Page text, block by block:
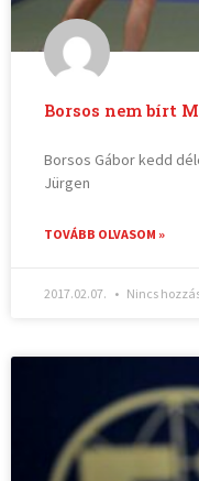
Borsos nem bírt
Borsos Gábor kedd
Jürgen
TOVÁBB OLVASOM »
2017.02.07. Nincs